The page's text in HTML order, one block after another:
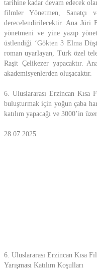
tarihine kadar devam edecek
filmler Yönetmen, Sanatçı
derecelendirilecektir. Ana Jüri
yönetmeni ve yine yazıp
üstlendiği ‘Gökten 3 Elma
roman uyarlayan, Türk özel
Raşit Çelikezer yapacaktır.
akademisyenlerden oluşacaktır.
6. Uluslararası Erzincan Kısa
buluşturmak için yoğun çaba
katılım yapacağı ve 3000’in
28.07.2025
6. Uluslararası Erzincan Kısa
Yarışması Katılım Koşulları